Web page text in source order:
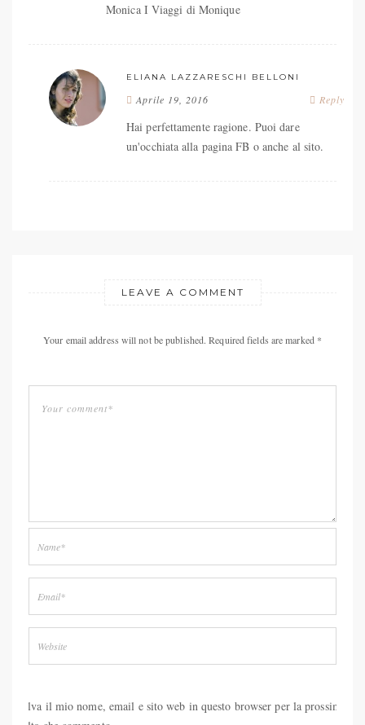
Monica I Viaggi di Monique
ELIANA LAZZARESCHI BELLONI
Reply
Aprile 19, 2016
Hai perfettamente ragione. Puoi dare
un'occhiata alla pagina FB o anche al sito.
LEAVE A COMMENT
Your email address will not be published. Required fields are marked *
Salva il mio nome, email e sito web in questo browser per la prossima